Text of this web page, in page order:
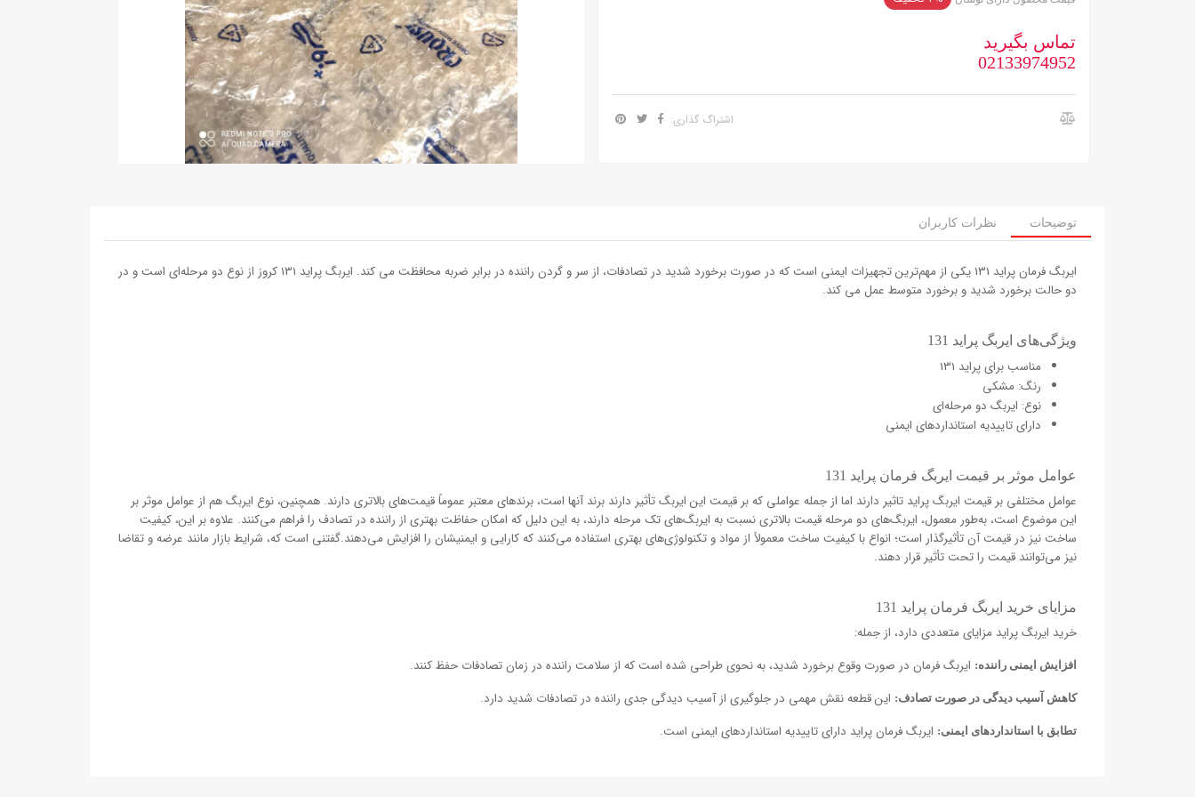
تماس بگیرید
02133974952
اشتراگ گذاری:
توضیحات نظرات کاربران
ایربگ فرمان پراید 131 یکی از مهم‌ترین تجهیزات ایمنی است که در صورت برخورد شدید در تصادفات، از سر و گردن راننده در برابر ضربه محافظت می کند. ایربگ پراید 131 کروز از نوع دو مرحله‌ای است و در
دو حالت برخورد شدید و برخورد متوسط عمل می کند.
ویژگی‌های ایربگ پراید 131
مناسب برای پراید 131
رنگ: مشکی
نوع: ایربگ دو مرحله‌ای
دارای تاییدیه استانداردهای ایمنی
عوامل موثر بر قیمت ایربگ فرمان پراید 131
عوامل مختلفی بر قیمت ایربگ پراید تاثیر دارند اما از جمله عواملی که بر قیمت این ایربگ تأثیر دارند برند آنها است، برندهای معتبر عموماً قیمت‌های بالاتری دارند. همچنین، نوع ایربگ هم از عوامل موثر بر
این موضوع است، به‌طور معمول، ایربگ‌های دو مرحله قیمت بالاتری نسبت به ایربگ‌های تک مرحله دارند، به این دلیل که امکان حفاظت بهتری از راننده در تصادف را فراهم می‌کنند. علاوه بر این، کیفیت
ساخت نیز در قیمت آن تأثیرگذار است؛ انواع با کیفیت ساخت معمولاً از مواد و تکنولوژی‌های بهتری استفاده می‌کنند که کارایی و ایمنیشان را افزایش می‌دهند.گفتنی است که، شرایط بازار مانند عرضه و تقاضا
نیز می‌توانند قیمت را تحت تأثیر قرار دهند.
مزایای خرید ایربگ فرمان پراید 131
خرید ایربگ پراید مزایای متعددی دارد، از جمله:
افزایش ایمنی راننده: ایربگ فرمان در صورت وقوع برخورد شدید، به نحوی طراحی شده است که از سلامت راننده در زمان تصادفات حفظ کنند.
کاهش آسیب دیدگی در صورت تصادف: این قطعه نقش مهمی در جلوگیری از آسیب دیدگی جدی راننده در تصادفات شدید دارد.
تطابق با استانداردهای ایمنی: ایربگ فرمان پراید دارای تاییدیه استانداردهای ایمنی است.